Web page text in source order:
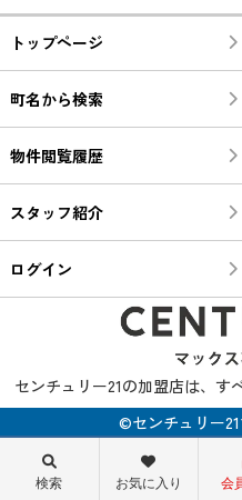
トップページ
町名から検索
物件閲覧履歴
スタッフ紹介
ログイン
センチュリー21の加盟店は、す
©センチュリー
検索 お気に入り 会